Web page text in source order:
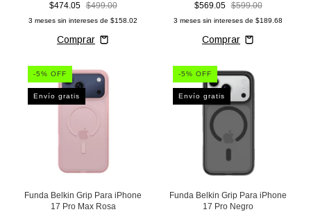
$474.05 $499.00
3 meses sin intereses de $158.02
$569.05 $599.00
3 meses sin intereses de $189.68
-5% OFF
Envío gratis
Funda Belkin Grip Para iPhone
17 Pro Max Rosa
-5% OFF
Envío gratis
Funda Belkin Grip Para iPhone
17 Pro Negro